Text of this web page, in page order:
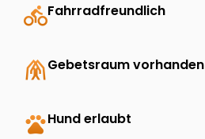
directions_bikeFahrradfreundlich
folded_handsGebetsraum vorhanden
petsHund erlaubt